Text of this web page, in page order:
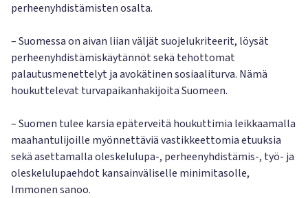
perheenyhdistämisten osalta.
– Suomessa on aivan liian väljät suojelukriteerit, löysät
perheenyhdistämiskäytännöt sekä tehottomat
palautusmenettelyt ja avokätinen sosiaaliturva. Nämä
houkuttelevat turvapaikanhakijoita Suomeen.
– Suomen tulee karsia epäterveitä houkuttimia leikkaamalla
maahantulijoille myönnettäviä vastikkeettomia etuuksia
sekä asettamalla oleskelulupa-, perheenyhdistämis-, työ- ja
oleskelulupaehdot kansainväliselle minimitasolle,
Immonen sanoo.